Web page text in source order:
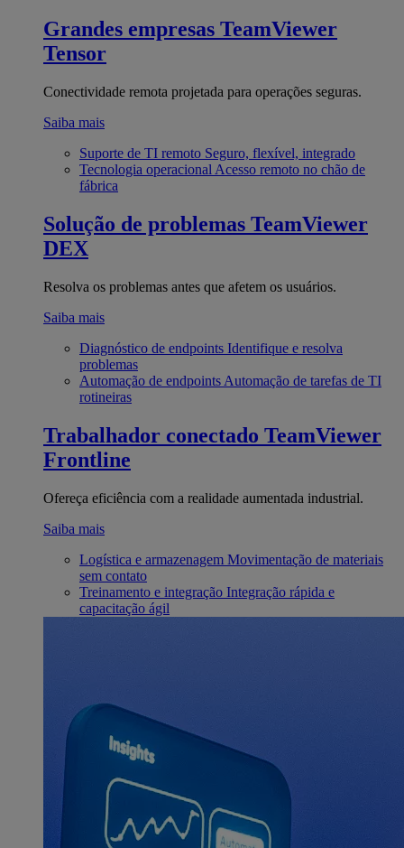
Grandes empresas TeamViewer
Tensor
Conectividade remota projetada para operações seguras.
Saiba mais
Suporte de TI remoto Seguro, flexível, integrado
Tecnologia operacional Acesso remoto no chão de
fábrica
Solução de problemas TeamViewer
DEX
Resolva os problemas antes que afetem os usuários.
Saiba mais
Diagnóstico de endpoints Identifique e resolva
problemas
Automação de endpoints Automação de tarefas de TI
rotineiras
Trabalhador conectado TeamViewer
Frontline
Ofereça eficiência com a realidade aumentada industrial.
Saiba mais
Logística e armazenagem Movimentação de materiais
sem contato
Treinamento e integração Integração rápida e
capacitação ágil